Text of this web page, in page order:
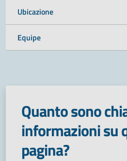
Ubicazione
Equipe
Quanto sono
informazioni su
pagina?